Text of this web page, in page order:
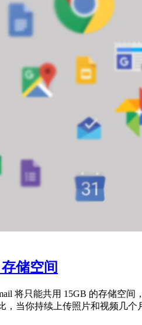
储空间
将只能共用 15GB 的存储空
，当你持续上传照片和视频几